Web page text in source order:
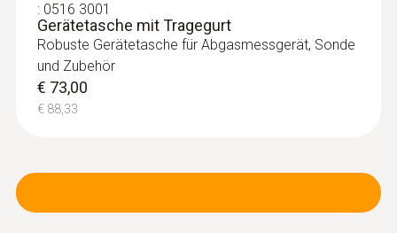
: 0516 3001
Gerätetasche mit Tragegurt
Robuste Gerätetasche für Abgasmessgerät, Sonde
und Zubehör
€ 73,00
€ 88,33